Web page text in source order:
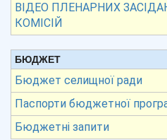
ВІДЕО ПЛЕНАРНИХ
КОМІСІЙ
БЮДЖЕТ
Бюджет селищної ради
Паспорти бюджетної
Бюджетні запити